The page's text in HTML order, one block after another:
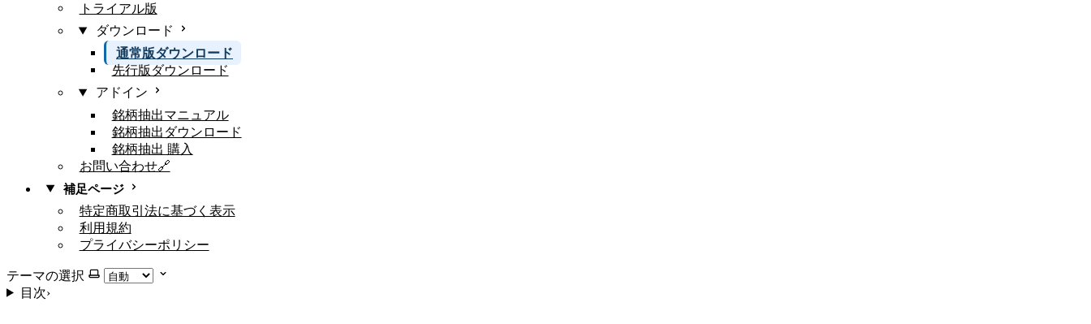
トライアル版
ダウンロード
通常版ダウンロード
先行版ダウンロード
アドイン
銘柄抽出マニュアル
銘柄抽出ダウンロード
銘柄抽出 購入
お問い合わせ🔗
補足ページ
特定商取引法に基づく表示
利用規約
プライバシーポリシー
テーマの選択
目次›